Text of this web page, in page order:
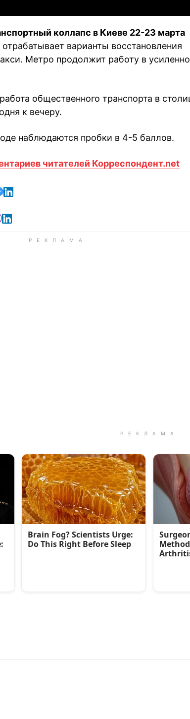
коллапс в Киеве 22-23 марта
варианты восстановления
Метро продолжит работу в
общественного транспорта в
к вечеру.
наблюдаются пробки в 4-5 баллов.
читателей Корреспондент.net
в Facebook
в Xв Viber
в Whatsapp
отправить в Messenger
отправить в LinkedIn
Facebook
в X в Google news
Читайте в Viber
Читайте в LinkedIn